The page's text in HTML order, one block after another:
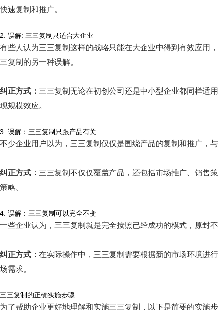
快速复制和推广。
2. 误解: 三三复制只适合大企业
有些人认为三三复制这样的战略只能在大企业中得到有效应用
三复制的另一种误解。
纠正方式： 三三复制无论在初创公司还是中小型企业都同样适
现规模效应。
3. 误解：三三复制只跟产品有关
不少企业用户以为，三三复制仅仅是围绕产品的复制和推广，
纠正方式： 三三复制不仅仅覆盖产品，还包括市场推广、销售
策略。
4. 误解：三三复制可以完全不变
一些企业认为，三三复制就是完全按照已经成功的模式，原封
纠正方式： 在实际操作中，三三复制需要根据新的市场环境进
场需求。
三三复制的正确实施步骤
为了帮助企业更好地理解和实施三三复制，以下是简要的实施